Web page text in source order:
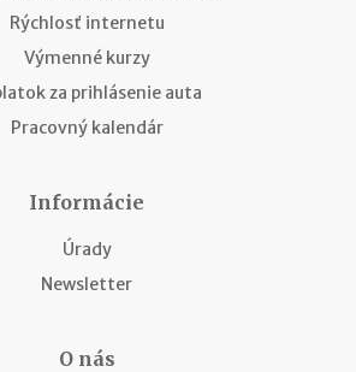
Rýchlosť internetu
Výmenné kurzy
za prihlásenie auta
Pracovný kalendár
Informácie
Úrady
Newsletter
O nás